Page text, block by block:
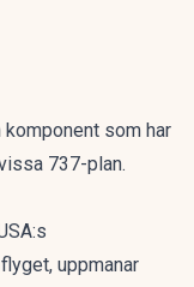
som har
737-plan.
uppmanar